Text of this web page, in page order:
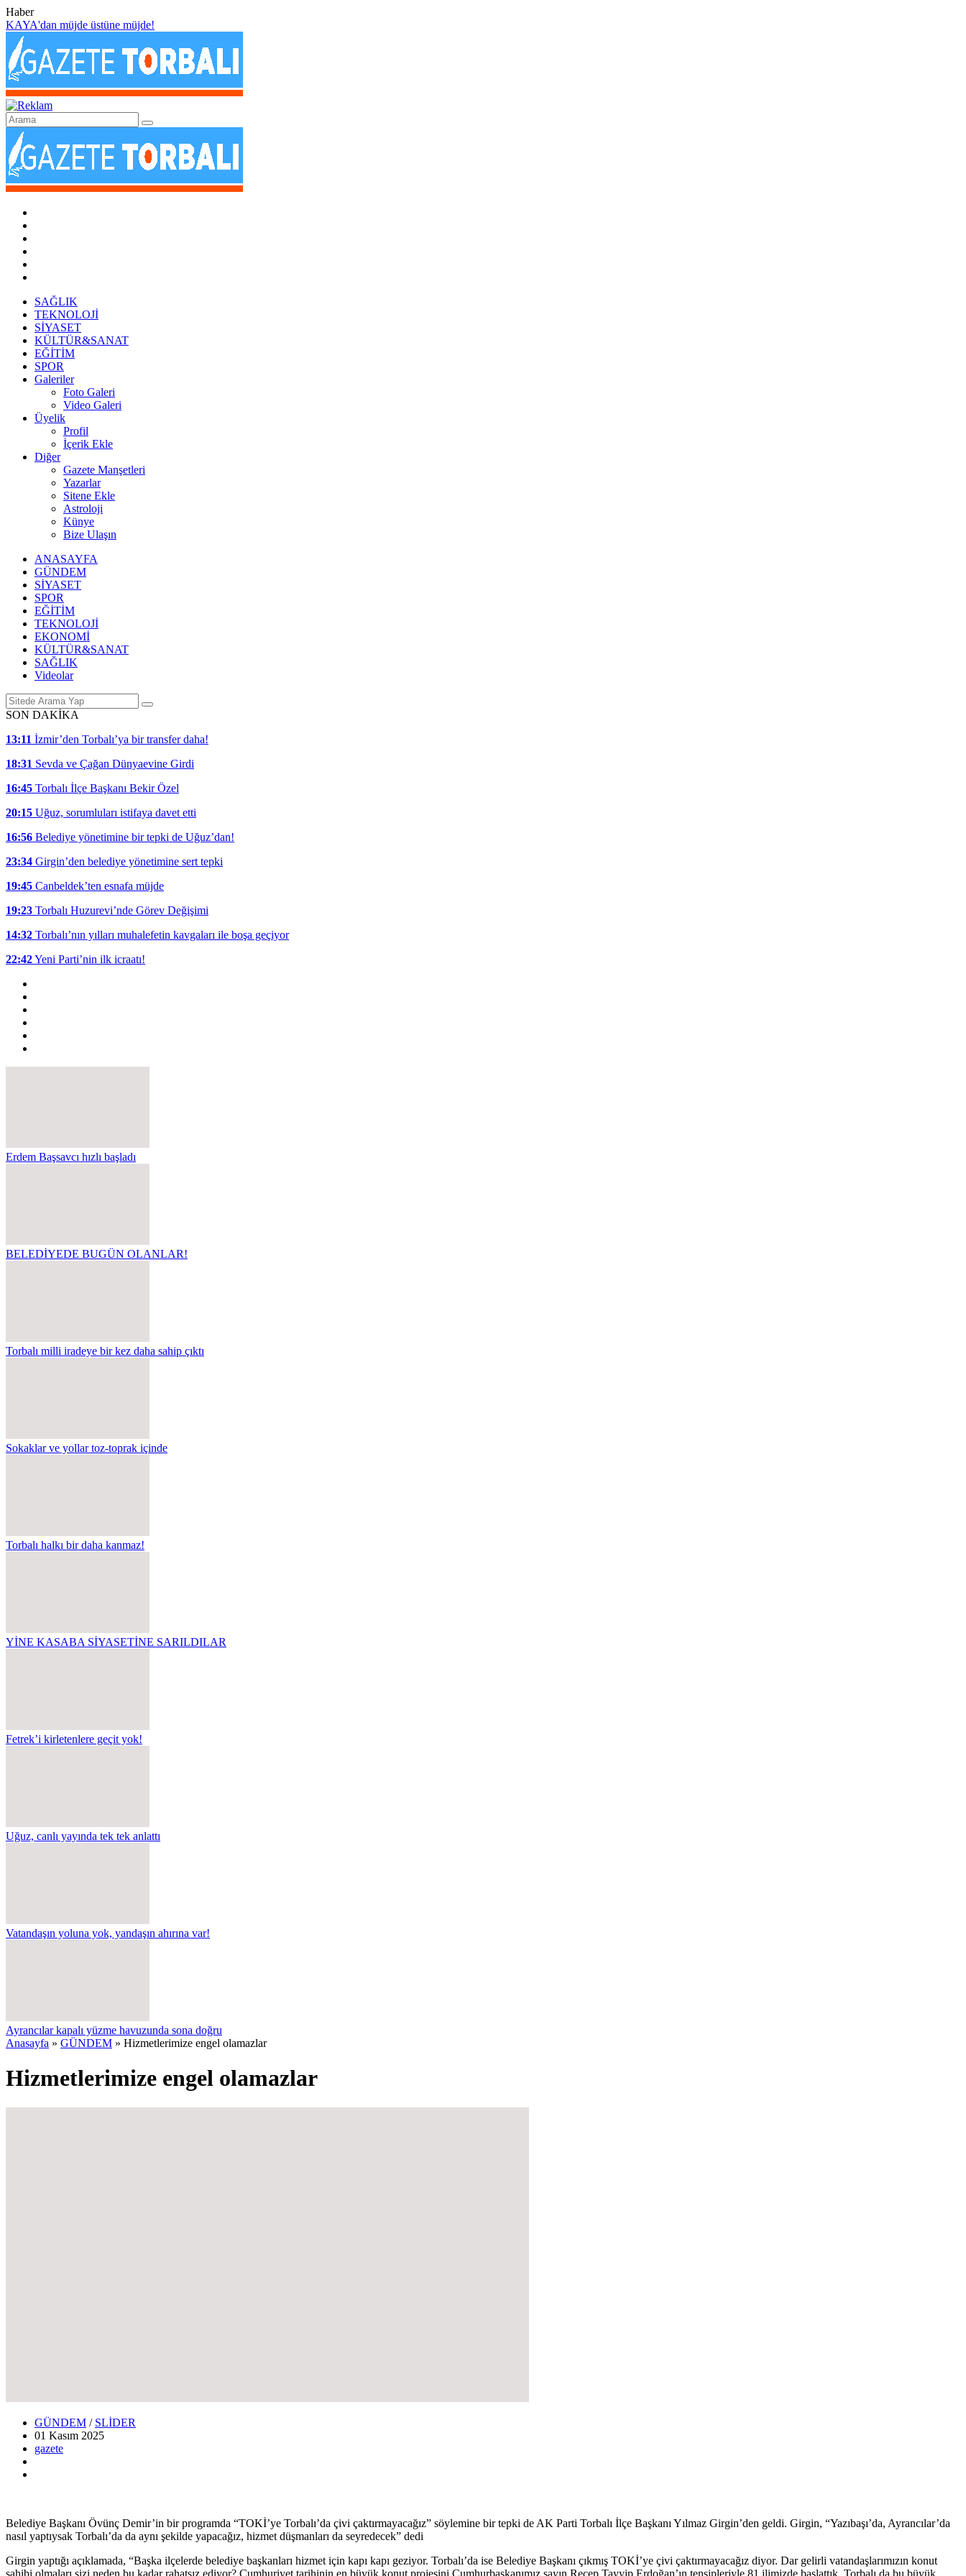
Haber
KAYA'dan müjde üstüne müjde!
SAĞLIK
TEKNOLOJİ
SİYASET
KÜLTÜR&SANAT
EĞİTİM
SPOR
Galeriler
Foto Galeri
Video Galeri
Üyelik
Profil
İçerik Ekle
Diğer
Gazete Manşetleri
Yazarlar
Sitene Ekle
Astroloji
Künye
Bize Ulaşın
ANASAYFA
GÜNDEM
SİYASET
SPOR
EĞİTİM
TEKNOLOJİ
EKONOMİ
KÜLTÜR&SANAT
SAĞLIK
Videolar
SON DAKİKA
13:11 İzmir’den Torbalı’ya bir transfer daha!
18:31 Sevda ve Çağan Dünyaevine Girdi
16:45 Torbalı İlçe Başkanı Bekir Özel
20:15 Uğuz, sorumluları istifaya davet etti
16:56 Belediye yönetimine bir tepki de Uğuz’dan!
23:34 Girgin’den belediye yönetimine sert tepki
19:45 Canbeldek’ten esnafa müjde
19:23 Torbalı Huzurevi’nde Görev Değişimi
14:32 Torbalı’nın yılları muhalefetin kavgaları ile boşa geçiyor
22:42Yeni Parti’nin ilk icraatı!
Erdem Başsavcı hızlı başladı
BELEDİYEDE BUGÜN OLANLAR!
Torbalı milli iradeye bir kez daha sahip çıktı
Sokaklar ve yollar toz-toprak içinde
Torbalı halkı bir daha kanmaz!
YİNE KASABA SİYASETİNE SARILDILAR
Fetrek’i kirletenlere geçit yok!
Uğuz, canlı yayında tek tek anlattı
Vatandaşın yoluna yok, yandaşın ahırına var!
Ayrancılar kapalı yüzme havuzunda sona doğru
Anasayfa » GÜNDEM » Hizmetlerimize engel olamazlar
Hizmetlerimize engel olamazlar
GÜNDEM / SLİDER
01 Kasım 2025
gazete
Belediye Başkanı Övünç Demir’in bir programda “TOKİ’ye Torbalı’da çivi çaktırmayacağız” söylemine bir tepki de AK Parti Torbalı İlçe Başkanı Yılmaz Girgin’den geldi. Girgin, “Yazıbaşı’da, Ayrancılar’da
nasıl yaptıysak Torbalı’da da aynı şekilde yapacağız, hizmet düşmanları da seyredecek” dedi
Girgin yaptığı açıklamada, “Başka ilçelerde belediye başkanları hizmet için kapı kapı geziyor. Torbalı’da ise Belediye Başkanı çıkmış TOKİ’ye çivi çaktırmayacağız diyor. Dar gelirli vatandaşlarımızın konut
sahibi olmaları sizi neden bu kadar rahatsız ediyor? Cumhuriyet tarihinin en büyük konut projesini Cumhurbaşkanımız sayın Recep Tayyip Erdoğan’ın tensipleriyle 81 ilimizde başlattık. Torbalı da bu büyük